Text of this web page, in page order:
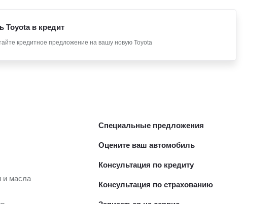
Toyota в кредит
кредитное предложение на вашу новую Toyota
и масла
Специальные предложения
Оцените ваш автомобиль
Консультация по кредиту
Консультация по страхованию